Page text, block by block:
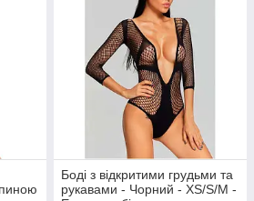
Боді з відкритими грудьми та
рукавами - Чорний - XS/S/M -